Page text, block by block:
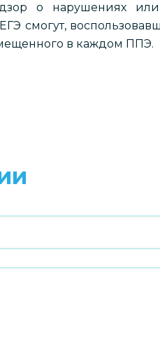
о нарушениях
смогут,
в каждом ППЭ.